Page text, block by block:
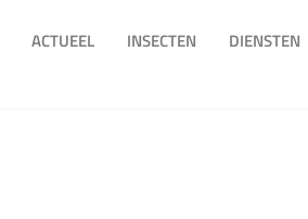
ACTUEEL INSECTEN DIENSTEN